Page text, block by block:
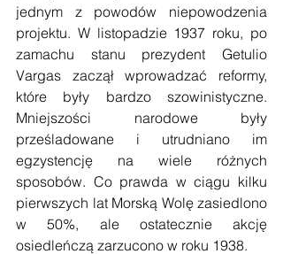
jednym z powodów niepowodzenia
projektu. W listopadzie 1937 roku, po
zamachu stanu prezydent Getulio
Vargas zaczął wprowadzać reformy,
które były bardzo szowinistyczne.
Mniejszości narodowe były
prześladowane i utrudniano im
egzystencję na wiele różnych
sposobów. Co prawda w ciągu kilku
pierwszych lat Morską Wolę zasiedlono
w 50%, ale ostatecznie akcję
osiedleńczą zarzucono w roku 1938.